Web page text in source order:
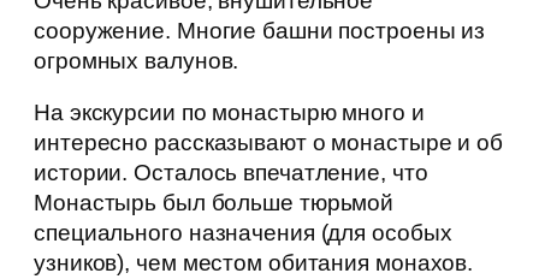
сооружение. Многие башни построены из
огромных валунов.
На экскурсии по монастырю много и
интересно рассказывают о монастыре и об
истории. Осталось впечатление, что
Монастырь был больше тюрьмой
специального назначения (для особых
узников), чем местом обитания монахов.